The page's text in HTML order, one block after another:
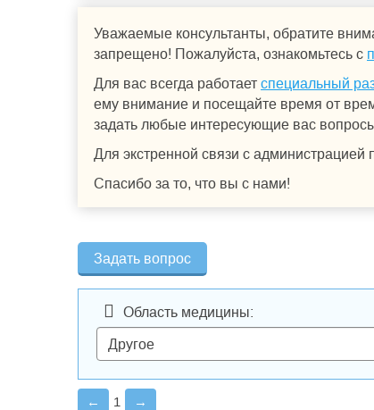
Уважаемые консультанты, обратите
запрещено! Пожалуйста, ознакомьтесь с
Для вас всегда работает специальный
ему внимание и посещайте время от
задать любые интересующие вас
Для экстренной связи с администрацией
Спасибо за то, что вы с нами!
Задать вопрос
Область медицины:
← 1 →